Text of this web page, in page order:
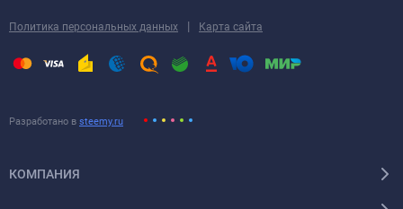
Политика персональных данных | Карта сайта
Разработано в steemy.ru
КОМПАНИЯ